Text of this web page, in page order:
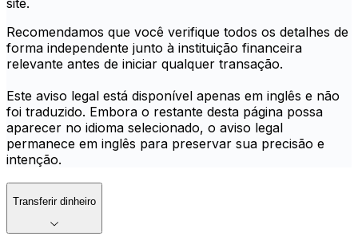
site.
Recomendamos que você verifique todos os detalhes de
forma independente junto à instituição financeira
relevante antes de iniciar qualquer transação.
Este aviso legal está disponível apenas em inglês e não
foi traduzido. Embora o restante desta página possa
aparecer no idioma selecionado, o aviso legal
permanece em inglês para preservar sua precisão e
intenção.
Transferir dinheiro